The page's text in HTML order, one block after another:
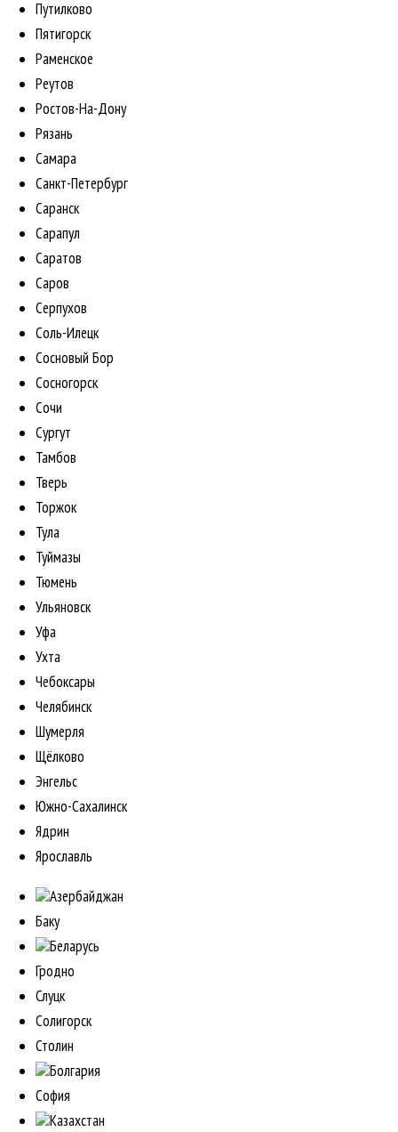
Путилково
Пятигорск
Раменское
Реутов
Ростов-На-Дону
Рязань
Самара
Санкт-Петербург
Саранск
Сарапул
Саратов
Саров
Серпухов
Соль-Илецк
Сосновый Бор
Сосногорск
Сочи
Сургут
Тамбов
Тверь
Торжок
Тула
Туймазы
Тюмень
Ульяновск
Уфа
Ухта
Чебоксары
Челябинск
Шумерля
Щёлково
Энгельс
Южно-Сахалинск
Ядрин
Ярославль
Азербайджан
Баку
Беларусь
Гродно
Слуцк
Солигорск
Столин
Болгария
София
Казахстан